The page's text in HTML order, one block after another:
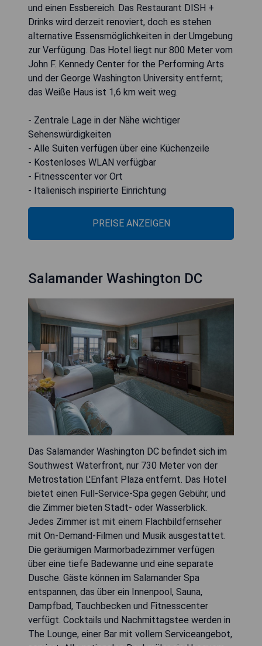
und einen Essbereich. Das Restaurant DISH +
Drinks wird derzeit renoviert, doch es stehen
alternative Essensmöglichkeiten in der Umgebung
zur Verfügung. Das Hotel liegt nur 800 Meter vom
John F. Kennedy Center for the Performing Arts
und der George Washington University entfernt;
das Weiße Haus ist 1,6 km weit weg.
- Zentrale Lage in der Nähe wichtiger
Sehenswürdigkeiten
- Alle Suiten verfügen über eine Küchenzeile
- Kostenloses WLAN verfügbar
- Fitnesscenter vor Ort
- Italienisch inspirierte Einrichtung
PREISE ANZEIGEN
Salamander Washington DC
Das Salamander Washington DC befindet sich im
Southwest Waterfront, nur 730 Meter von der
Metrostation L'Enfant Plaza entfernt. Das Hotel
bietet einen Full-Service-Spa gegen Gebühr, und
die Zimmer bieten Stadt- oder Wasserblick.
Jedes Zimmer ist mit einem Flachbildfernseher
mit On-Demand-Filmen und Musik ausgestattet.
Die geräumigen Marmorbadezimmer verfügen
über eine tiefe Badewanne und eine separate
Dusche. Gäste können im Salamander Spa
entspannen, das über ein Innenpool, Sauna,
Dampfbad, Tauchbecken und Fitnesscenter
verfügt. Cocktails und Nachmittagstee werden in
The Lounge, einer Bar mit vollem Serviceangebot,